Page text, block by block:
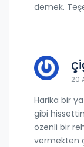
demek.
20
Harika bir
gibi
özenli bir
vermekten